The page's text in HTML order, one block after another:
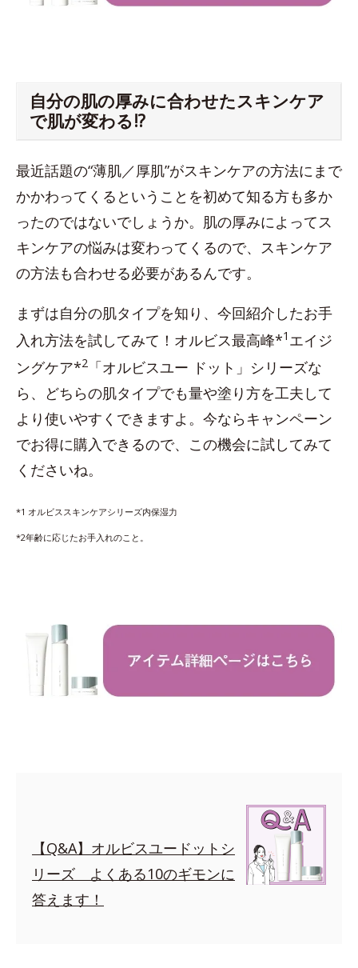
自分の肌の厚みに合わせたスキンケア
で肌が変わる!?
最近話題の“薄肌／厚肌”がスキンケアの方法にまで
かかわってくるということを初めて知る方も多か
ったのではないでしょうか。肌の厚みによってス
キンケアの悩みは変わってくるので、スキンケア
の方法も合わせる必要があるんです。
まずは自分の肌タイプを知り、今回紹介したお手
入れ方法を試してみて！オルビス最高峰*1 エイジ
ングケア*2 「オルビスユー ドット」シリーズな
ら、どちらの肌タイプでも量や塗り方を工夫して
より使いやすくできますよ。今ならキャンペーン
でお得に購入できるので、この機会に試してみて
くださいね。
*1 オルビススキンケアシリーズ内保湿力
*2年齢に応じたお手入れのこと。
【Q&A】オルビスユードットシ
リーズ よくある10のギモンに
答えます！